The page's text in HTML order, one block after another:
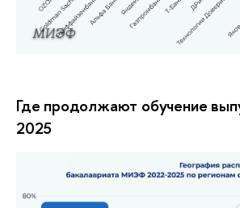
МИЭФ
Где продолжают обучение
2025